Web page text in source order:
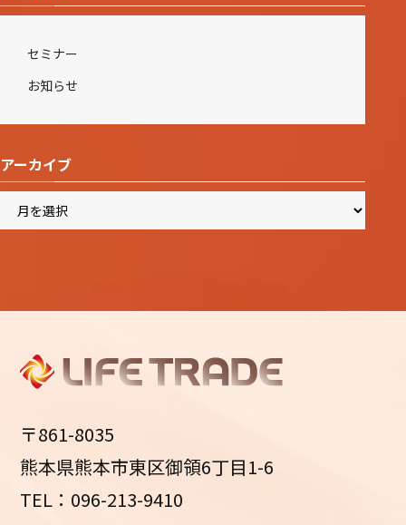
セミナー
お知らせ
アーカイブ
イ
〒861-8035
熊本県熊本市東区御領6丁目1-6
TEL：096-213-9410